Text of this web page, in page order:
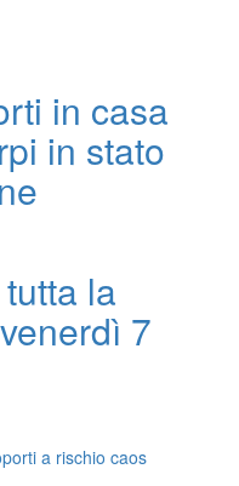
in casa
in stato
la
7
a rischio caos